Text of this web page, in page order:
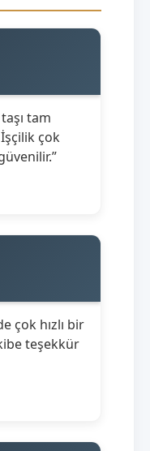
tam
çok
çok hızlı bir
teşekkür